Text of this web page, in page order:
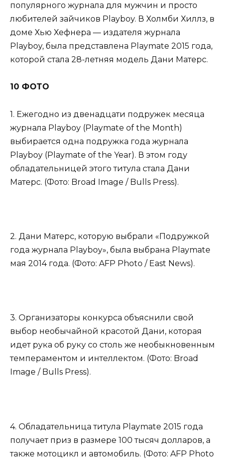
популярного журнала для мужчин и просто
любителей зайчиков Playboy. В Холмби Хиллз, в
доме Хью Хефнера — издателя журнала
Playboy, была представлена Playmate 2015 года,
которой стала 28-летняя модель Дани Матерс.
10 ФОТО
1. Ежегодно из двенадцати подружек месяца
журнала Playboy (Playmate of the Month)
выбирается одна подружка года журнала
Playboy (Playmate of the Year). В этом году
обладательницей этого титула стала Дани
Матерс. (Фото: Broad Image / Bulls Press).
2. Дани Матерс, которую выбрали «Подружкой
года журнала Playboy», была выбрана Playmate
мая 2014 года. (Фото: AFP Photo / East News).
3. Организаторы конкурса объяснили свой
выбор необычайной красотой Дани, которая
идет рука об руку со столь же необыкновенным
темпераментом и интеллектом. (Фото: Broad
Image / Bulls Press).
4. Обладательница титула Playmate 2015 года
получает приз в размере 100 тысяч долларов, а
также мотоцикл и автомобиль. (Фото: AFP Photo